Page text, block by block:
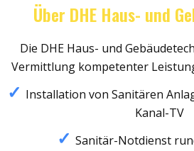
Über DHE Haus- und
Die DHE Haus- und
Vermittlung kompetenter
Installation von Sanitären
Kanal-TV
Sanitär-Notdienst